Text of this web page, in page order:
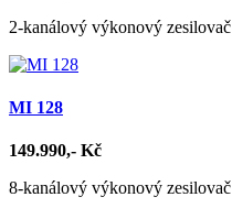
2-kanálový výkonový zesilovač
MI 128
149.990,- Kč
8-kanálový výkonový zesilovač